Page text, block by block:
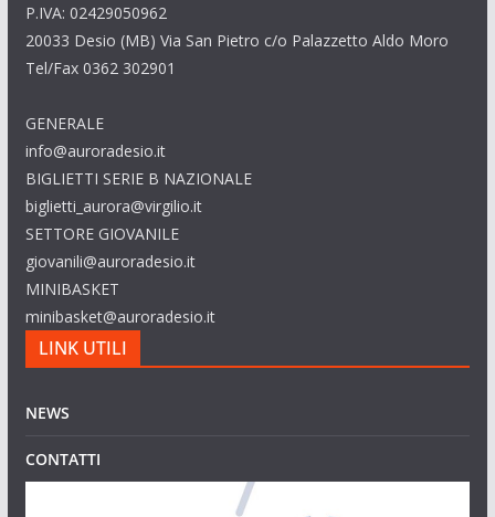
P.IVA: 02429050962
20033 Desio (MB) Via San Pietro c/o Palazzetto Aldo Moro
Tel/Fax 0362 302901
GENERALE
info@auroradesio.it
BIGLIETTI SERIE B NAZIONALE
biglietti_aurora@virgilio.it
SETTORE GIOVANILE
giovanili@auroradesio.it
MINIBASKET
minibasket@auroradesio.it
LINK UTILI
NEWS
CONTATTI